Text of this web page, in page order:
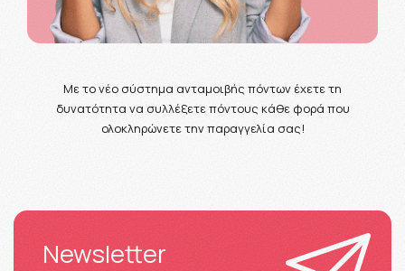
Με το νέο σύστημα ανταμοιβής πόντων έχετε τη
δυνατότητα να συλλέξετε πόντους κάθε φορά που
ολοκληρώνετε την παραγγελία σας!
Newsletter